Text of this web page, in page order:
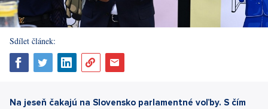
Sdílet článek:
Na jeseň čakajú na Slovensko parlamentné voľby. S čím